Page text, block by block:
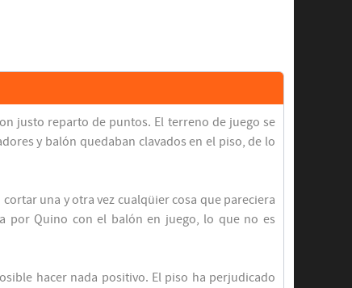
justo reparto de puntos. El terreno de juego se
y balón quedaban clavados en el piso, de lo
una y otra vez cualqüier cosa que pareciera
por Quino con el balón en juego, lo que no es
hacer nada positivo. El piso ha perjudicado